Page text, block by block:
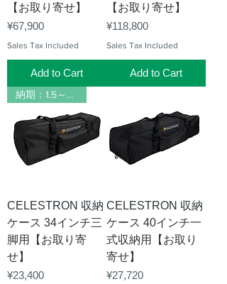
【お取り寄せ】
Price
¥67,900
Sales Tax Included
Add to Cart
【お取り寄せ】
Price
¥118,800
Sales Tax Included
Add to Cart
納期：1.5～2ヶ月
CELESTRON 収納
ケース 34インチ三
脚用【お取り寄
せ】
Price
¥23,400
CELESTRON 収納
ケース 40インチ一
式収納用【お取り
寄せ】
Price
¥27,720